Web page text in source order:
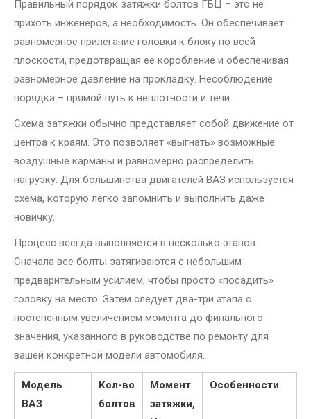
Правильный порядок затяжки болтов ГБЦ – это не
прихоть инженеров, а необходимость. Он обеспечивает
равномерное прилегание головки к блоку по всей
плоскости, предотвращая ее коробление и обеспечивая
равномерное давление на прокладку. Несоблюдение
порядка – прямой путь к неплотности и течи.
Схема затяжки обычно представляет собой движение от
центра к краям. Это позволяет «выгнать» возможные
воздушные карманы и равномерно распределить
нагрузку. Для большинства двигателей ВАЗ используется
схема, которую легко запомнить и выполнить даже
новичку.
Процесс всегда выполняется в несколько этапов.
Сначала все болты затягиваются с небольшим
предварительным усилием, чтобы просто «посадить»
головку на место. Затем следует два-три этапа с
постепенным увеличением момента до финального
значения, указанного в руководстве по ремонту для
вашей конкретной модели автомобиля.
Модель
ВАЗ
Кол-во
болтов
Момент
затяжки,
Особенности